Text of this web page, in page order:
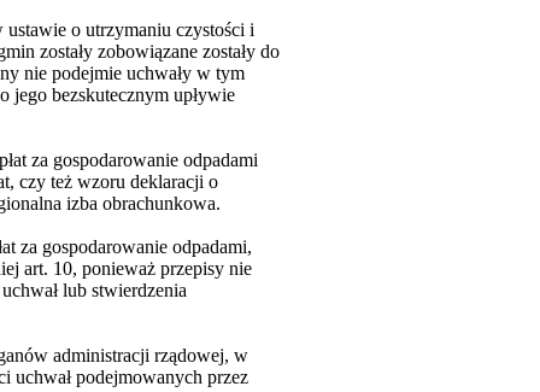
o utrzymaniu czystości i
zostały zobowiązane zostały do
nie podejmie uchwały w tym
jego bezskutecznym upływie
za gospodarowanie odpadami
czy też wzoru deklaracji o
izba obrachunkowa.
za gospodarowanie odpadami,
art. 10, ponieważ przepisy nie
lub stwierdzenia
administracji rządowej, w
uchwał podejmowanych przez